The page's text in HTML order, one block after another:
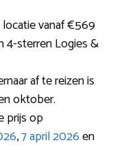
vanaf €569
4-sterren Logies &
af te reizen is
oktober.
prijs op
,7 april 2026en